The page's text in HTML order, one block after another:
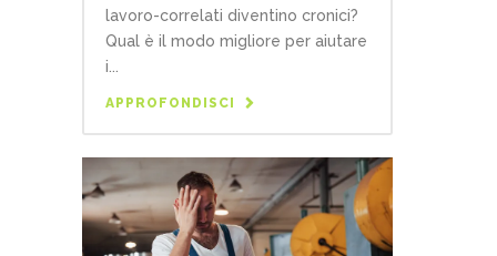
lavoro-correlati diventino cronici?
Qual è il modo migliore per aiutare
i...
APPROFONDISCI